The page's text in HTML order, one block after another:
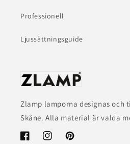
Professionell
Ljussättningsguide
Zlamp lamporna designas och
Skåne. Alla material är valda
FacebookInstagramPinterest